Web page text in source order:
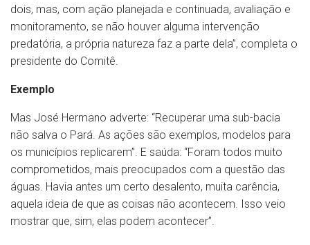
dois, mas, com ação planejada e continuada, avaliação e
monitoramento, se não houver alguma intervenção
predatória, a própria natureza faz a parte dela”, completa o
presidente do Comitê.
Exemplo
Mas José Hermano adverte: “Recuperar uma sub-bacia
não salva o Pará. As ações são exemplos, modelos para
os municípios replicarem”. E saúda: “Foram todos muito
comprometidos, mais preocupados com a questão das
águas. Havia antes um certo desalento, muita carência,
aquela ideia de que as coisas não acontecem. Isso veio
mostrar que, sim, elas podem acontecer”.